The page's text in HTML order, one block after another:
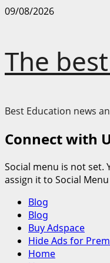
Skip
09/08/2026
The
Best Education news
Connect with
Social menu is not set.
assign it to Social
Primary
Menu
Blog
Blog
Buy Adspace
Hide Ads for
Home